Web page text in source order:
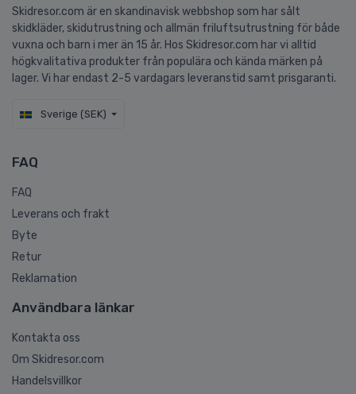
Skidresor.com är en skandinavisk webbshop som har sålt
skidkläder, skidutrustning och allmän friluftsutrustning för både
vuxna och barn i mer än 15 år. Hos Skidresor.com har vi alltid
högkvalitativa produkter från populära och kända märken på
lager. Vi har endast 2-5 vardagars leveranstid samt prisgaranti.
Sverige (SEK)
FAQ
FAQ
Leverans och frakt
Byte
Retur
Reklamation
Användbara länkar
Kontakta oss
Om Skidresor.com
Handelsvillkor